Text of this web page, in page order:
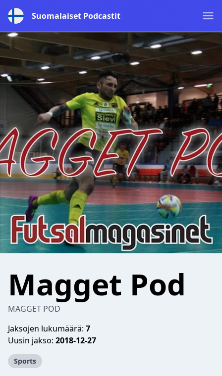
Suomalaiset Podcastit
Magget Pod
MAGGET POD
Jaksojen lukumäärä: 7
Uusin jakso: 2018-12-27
Sports